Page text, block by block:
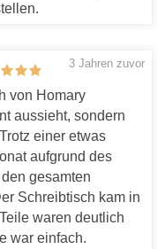
3 Jahren zuvor
von Homary
aussieht, sondern
einer etwas
aufgrund des
gesamten
Schreibtisch kam in
waren deutlich
war einfach.